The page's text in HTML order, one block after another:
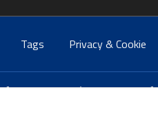
Tags Privacy & Cookie
- tel. 06 684251 -